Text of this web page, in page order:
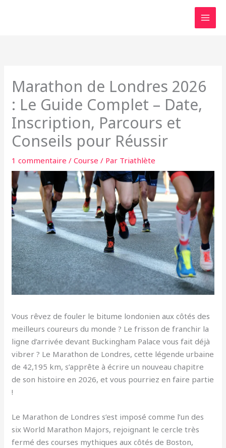
Marathon de Londres 2026
: Le Guide Complet – Date,
Inscription, Parcours et
Conseils pour Réussir
1 commentaire /Course / Par Triathlète
Vous rêvez de fouler le bitume londonien aux côtés des
meilleurs coureurs du monde ? Le frisson de franchir la
ligne d’arrivée devant Buckingham Palace vous fait déjà
vibrer ? Le Marathon de Londres, cette légende urbaine
de 42,195 km, s’apprête à écrire un nouveau chapitre
de son histoire en 2026, et vous pourriez en faire partie
!
Le Marathon de Londres s’est imposé comme l’un des
six World Marathon Majors, rejoignant le cercle très
fermé des courses mythiques aux côtés de Boston,